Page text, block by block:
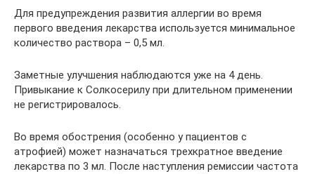
Для предупреждения развития аллергии во время
первого введения лекарства используется минимальное
количество раствора – 0,5 мл.
Заметные улучшения наблюдаются уже на 4 день.
Привыкание к Солкосерилу при длительном применении
не регистрировалось.
Во время обострения (особенно у пациентов с
атрофией) может назначаться трехкратное введение
лекарства по 3 мл. После наступления ремиссии частота